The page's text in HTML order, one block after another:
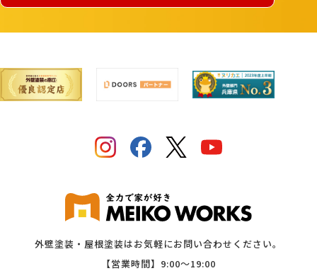
外壁塗装・屋根塗装はお気軽にお問い合わせください。
【営業時間】9:00〜19:00